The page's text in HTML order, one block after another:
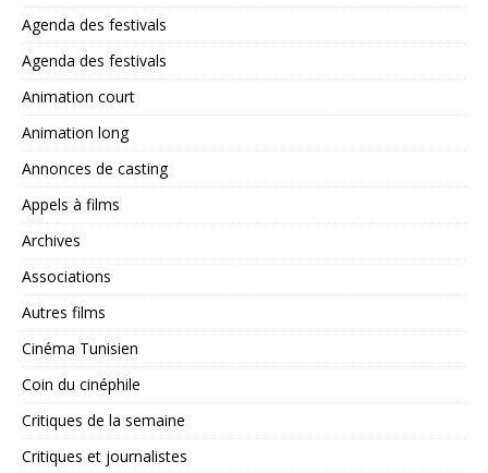
Agenda des festivals
Agenda des festivals
Animation court
Animation long
Annonces de casting
Appels à films
Archives
Associations
Autres films
Cinéma Tunisien
Coin du cinéphile
Critiques de la semaine
Critiques et journalistes